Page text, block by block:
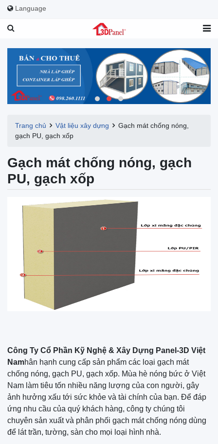
Language
Trang chủ Vật liệu xây dựng
Gạch mát chống nóng,
gạch PU, gạch xốp
Gạch mát chống nóng, gạch
PU, gạch xốp
Công Ty Cổ Phần Kỹ Nghệ & Xây Dựng Panel-3D Việt
Namhân hạnh cung cấp sản phẩm các loại gạch mát
chống nóng, gạch PU, gạch xốp. Mùa hè nóng bức ở Việt
Nam làm tiêu tốn nhiều năng lượng của con người, gây
ảnh hưởng xấu tới sức khỏe và tài chính của bạn. Để đáp
ứng nhu cầu của quý khách hàng, công ty chúng tôi
chuyên sản xuất và phân phối gạch mát chống nóng dùng
để lát trần, tường, sàn cho mọi loại hình nhà.